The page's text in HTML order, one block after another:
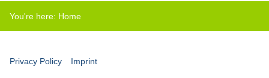
You're here: Home
Privacy Policy Imprint